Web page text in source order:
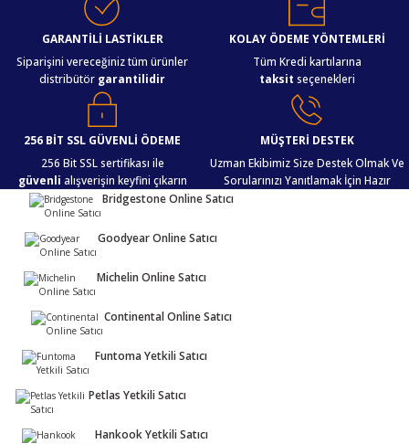
Ürün açıklamasında eksik bilgiler bulunuyor.
Ürün bilgilerinde hatalar bulunuyor.
Ürün fiyatı diğer sitelerden daha pahalı.
Bu ürüne benzer farklı alternatifler olmalı.
GARANTİLİ LASTİKLER
Siparişini vereceğiniz tüm ürünler
distribütör garantilidir
KOLAY ÖDEME YÖNTEMLERİ
Tüm Kredi kartılarına
taksit seçenekleri
256 BİT SSL GÜVENLİ ÖDEME
256 Bit SSL sertifikası ile
güvenli alışverişin keyfini çıkarın
MÜŞTERİ DESTEK
Uzman Ekibimiz Size Destek Olmak Ve
Sorularınızı Yanıtlamak İçin Hazır
Bridgestone Online Satıcı
Goodyear Online Satıcı
Michelin Online Satıcı
Continental Online Satıcı
Funtoma Yetkili Satıcı
Petlas Yetkili Satıcı
Hankook Yetkili Satıcı